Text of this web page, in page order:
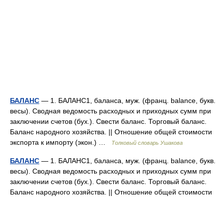
БАЛАНС — 1. БАЛАНС1, баланса, муж. (франц. balance, букв.
весы). Сводная ведомость расходных и приходных сумм при
заключении счетов (бух.). Свести баланс. Торговый баланс.
Баланс народного хозяйства. || Отношение общей стоимости
экспорта к импорту (экон.) …
Толковый словарь Ушакова
БАЛАНС — 1. БАЛАНС1, баланса, муж. (франц. balance, букв.
весы). Сводная ведомость расходных и приходных сумм при
заключении счетов (бух.). Свести баланс. Торговый баланс.
Баланс народного хозяйства. || Отношение общей стоимости